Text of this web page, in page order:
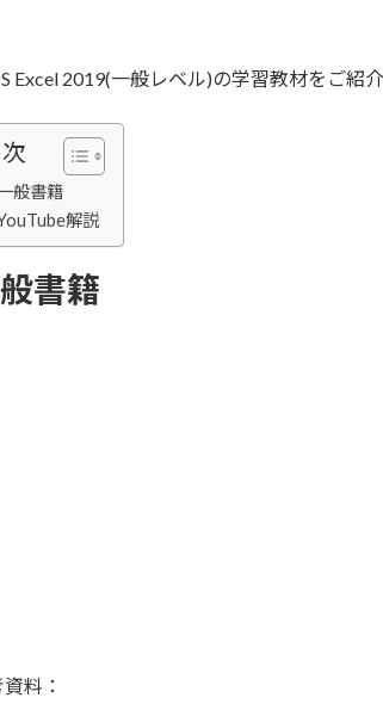
Excel 2019(一般レベル)の学習教材をご紹介
般書籍
解説
書籍
料：